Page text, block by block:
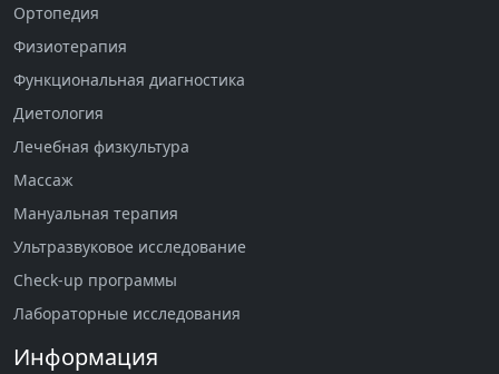
Ортопедия
Физиотерапия
Функциональная диагностика
Диетология
Лечебная физкультура
Массаж
Мануальная терапия
Ультразвуковое исследование
Check-up программы
Лабораторные исследования
Информация